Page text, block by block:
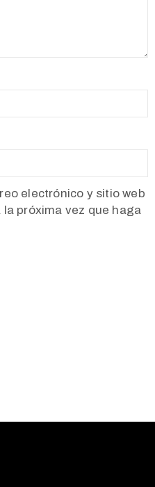
electrónico y sitio web
próxima vez que haga